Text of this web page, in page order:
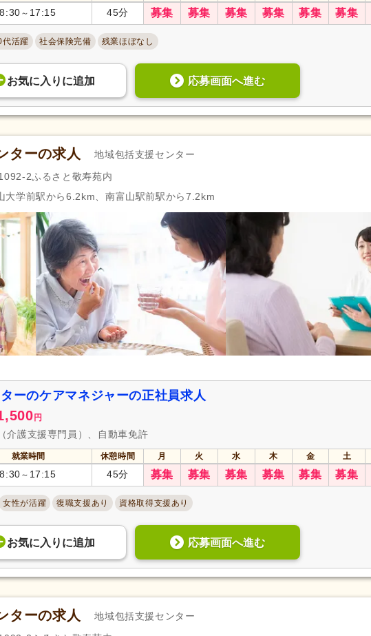
8:30 ～ 17:15 45分 募集 募集 募集 募集 募集 募集
代活躍 社会保険完備 残業ほぼなし
お気に入り に追加 応募画面へ進む
ターの求人 地域包括支援センター
2ふるさと敬寿苑内
大学前駅から6.2km、南富山駅前駅から7.2km
ーのケアマネジャーの正社員求人
円
介護支援専門員）、自動車免許
就業時間 休憩時間 月 火 水 木 金
土
8:30 ～ 17:15 45分 募集 募集 募集 募集 募集 募集
女性が活躍 復職支援あり 資格取得支援あり
お気に入り に追加 応募画面へ進む
ターの求人 地域包括支援センター